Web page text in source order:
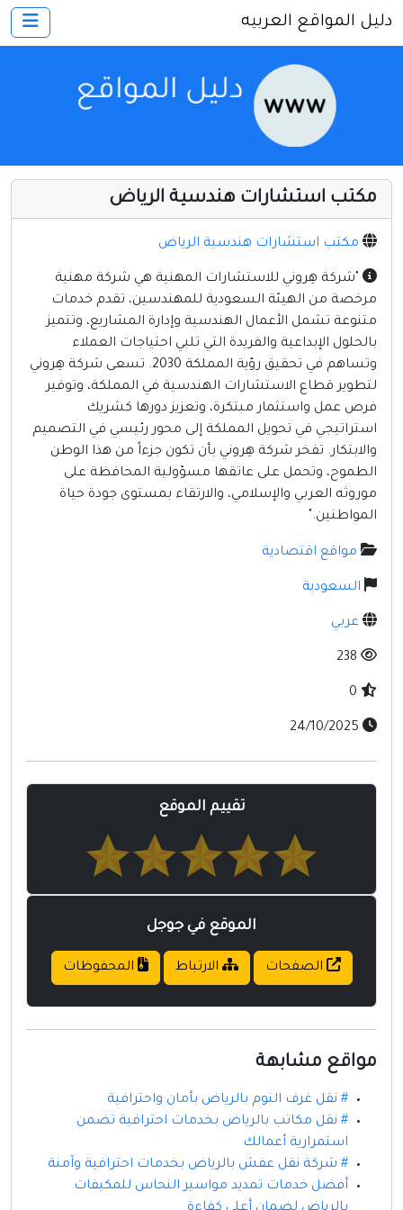
اتصل بنا
أخرى ومنوعه
إنترنت وشبكات
الأسرة والترفيه
كمبيوتر وبرامج
منتديات
مواقع إخباريه
مواقع إسلامية
مواقع طبيه
دليل المواقع العربيه
مكتب استشارات هندسية الرياض
مكتب استشارات هندسية الرياض
"شركة هِروني للاستشارات المهنية هي شركة مهنية
مرخصة من الهيئة السعودية للمهندسين، تقدم خدمات
متنوعة تشمل الأعمال الهندسية وإدارة المشاريع، وتتميز
بالحلول الإبداعية والفريدة التي تلبي احتياجات العملاء
وتساهم في تحقيق رؤية المملكة 2030. تسعى شركة هِروني
لتطوير قطاع الاستشارات الهندسية في المملكة، وتوفير
فرص عمل واستثمار مبتكرة، وتعزيز دورها كشريك
استراتيجي في تحويل المملكة إلى محور رئيسي في التصميم
والابتكار. تفخر شركة هِروني بأن تكون جزءاً من هذا الوطن
الطموح، وتحمل على عاتقها مسؤولية المحافظة على
موروثه العربي والإسلامي، والارتقاء بمستوى جودة حياة
المواطنين."
مواقع اقتصادية
السعودية
عربي
تقييم الموقع
الموقع في جوجل
الصفحات الارتباط المحفوظات
مواقع مشابهة
# نقل غرف النوم بالرياض بأمان واحترافية
# نقل مكاتب بالرياض بخدمات احترافية تضمن
استمرارية أعمالك
# شركة نقل عفش بالرياض بخدمات احترافية وآمنة
أفضل خدمات تمديد مواسير النحاس للمكيفات